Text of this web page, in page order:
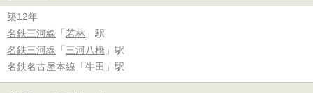
築12年
名鉄三河線 「 若林 」駅
名鉄三河線 「 三河八橋 」駅
名鉄名古屋本線 「 牛田 」駅